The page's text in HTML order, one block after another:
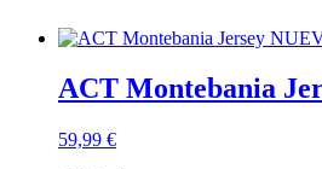
Agotado(3)
ACT Montebania
59,99 €